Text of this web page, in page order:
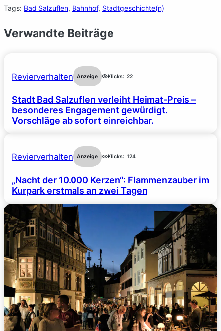
Tags: Bad Salzuflen, Bahnhof, Stadtgeschichte(n)
Verwandte Beiträge
Revierverhalten Anzeige Klicks: 22
Stadt Bad Salzuflen verleiht Heimat-Preis –
besonderes Engagement gewürdigt.
Vorschläge ab sofort einreichbar.
Revierverhalten Anzeige Klicks: 124
„Nacht der 10.000 Kerzen“: Flammenzauber im
Kurpark erstmals an zwei Tagen